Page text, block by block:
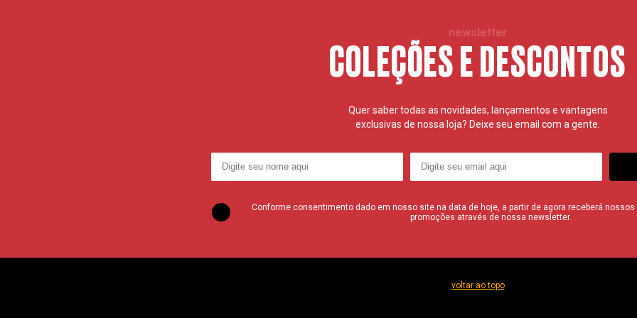
newsletter
COLEÇÕES E DESCONTOS
Quer saber todas as novidades, lançamentos e vantagens
exclusivas de nossa loja? Deixe seu email com a gente.
Conforme consentimento dado em nosso site na data de hoje, a partir de agora receberá
promoções através de nossa newsletter.
voltar ao topo